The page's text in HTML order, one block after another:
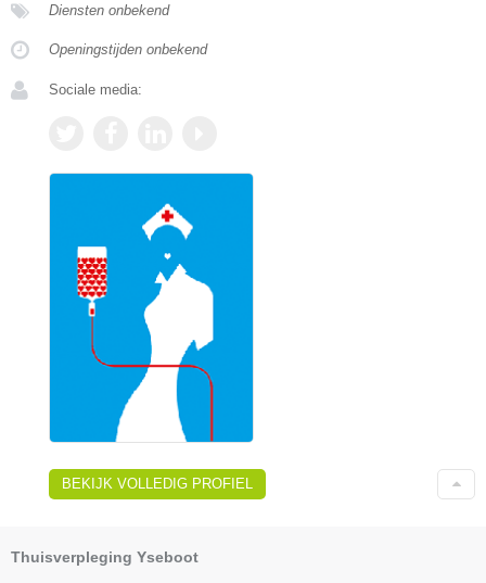
Diensten onbekend
Openingstijden onbekend
Sociale media:
BEKIJK VOLLEDIG PROFIEL
Thuisverpleging Yseboot